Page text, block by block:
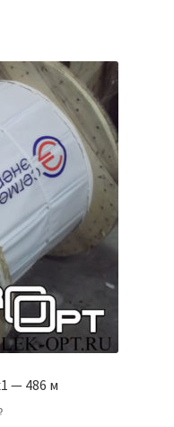
— 486 м